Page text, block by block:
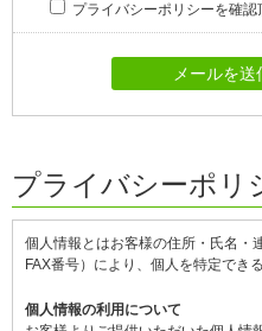
プライバシーポリシーを確認
プライバシーポリ
個人情報とはお客様の住所・氏名・
FAX番号）により、個人を特定でき
個人情報の利用について